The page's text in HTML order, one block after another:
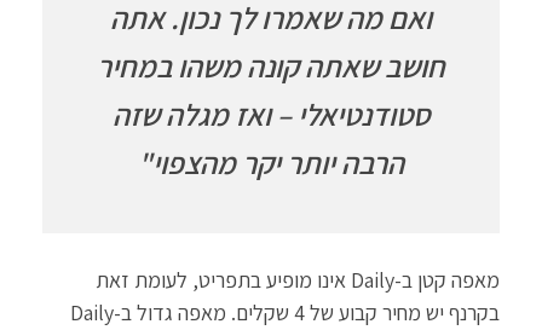
ואם מה שאמרו לך נכון. אתה
חושב שאתה קונה משהו במחיר
סטודנטיאלי – ואז מגלה שזה
הרבה יותר יקר מהצפוי"
מאפה קטן ב-Daily אינו מופיע בתפריט, לעומת זאת
בקרנף יש מחיר קבוע של 4 שקלים. מאפה גדול ב-Daily